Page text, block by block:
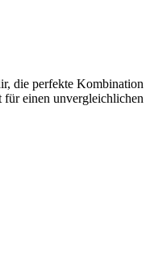
die perfekte Kombination
für einen unvergleichlichen